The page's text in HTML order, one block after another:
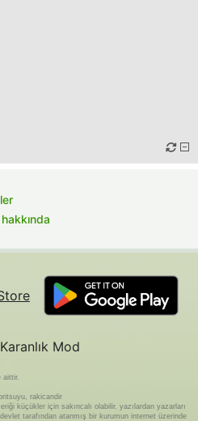
Karanlık Mod
aittir.
rakicandir
küçükler için sakıncalı olabilir. yazılardan yazarları
tarafından atanmış bir kurumun internet üzerinde